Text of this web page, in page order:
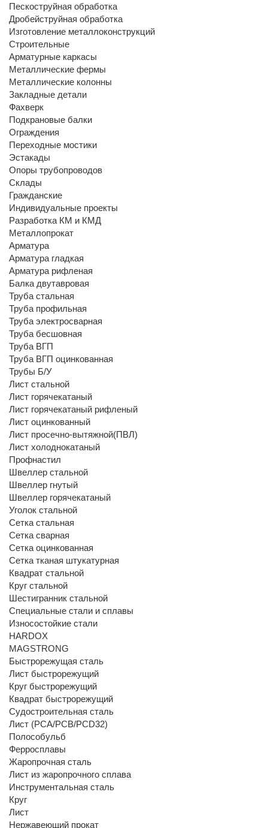
Пескоструйная обработка
Дробейструйная обработка
Изготовление металлоконструкций
Строительные
Арматурные каркасы
Металлические фермы
Металлические колонны
Закладные детали
Фахверк
Подкрановые балки
Ограждения
Переходные мостики
Эстакады
Опоры трубопроводов
Склады
Гражданские
Индивидуальные проекты
Разработка КМ и КМД
Металлопрокат
Арматура
Арматура гладкая
Арматура рифленая
Балка двутавровая
Труба стальная
Труба профильная
Труба электросварная
Труба бесшовная
Труба ВГП
Труба ВГП оцинкованная
Трубы Б/У
Лист стальной
Лист горячекатаный
Лист горячекатаный рифленый
Лист оцинкованный
Лист просечно-вытяжной(ПВЛ)
Лист холоднокатаный
Профнастил
Швеллер стальной
Швеллер гнутый
Швеллер горячекатаный
Уголок стальной
Сетка стальная
Сетка сварная
Сетка оцинкованная
Сетка тканая штукатурная
Квадрат стальной
Круг стальной
Шестигранник стальной
Специальные стали и сплавы
Износостойкие стали
HARDOX
MAGSTRONG
Быстрорежущая сталь
Лист быстрорежущий
Круг быстрорежущий
Квадрат быстрорежущий
Судостроительная сталь
Лист (РСА/РСВ/РСD32)
Полособульб
Ферросплавы
Жаропрочная сталь
Лист из жаропрочного сплава
Инструментальная сталь
Круг
Лист
Нержавеющий прокат